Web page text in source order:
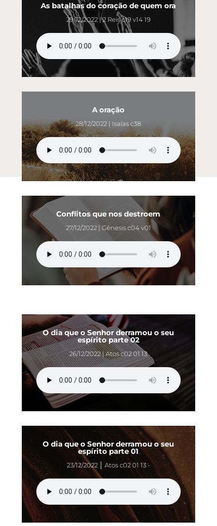
As batalhas do coração de quem ora
29/12/2022 | 2 Reis c19 v14 19
A oração
28/12/2022 | Isaías c38
Conflitos que nos destroem
27/12/2022 | Gênesis c04 v01
O dia que o Senhor derramou o seu
espírito parte 02
26/12/2022 | Atos c02 01 13
O dia que o Senhor derramou o seu
espírito parte 01
23/12/2022 │ Atos c02 01 13 -